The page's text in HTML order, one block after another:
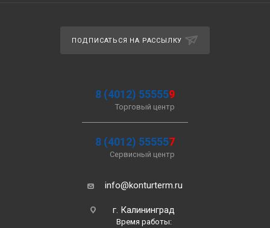
ПОДПИСАТЬСЯ НА РАССЫЛКУ
8 (4012) 555559
Торговый центр
8 (4012) 555557
Сервисный центр
info@konturterm.ru
г. Калининград
Время работы: